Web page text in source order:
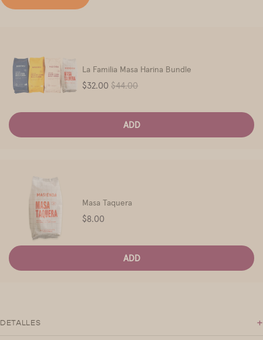
La Familia Masa Harina Bundle
Sale
$32.00 Original
$44.00
ADD
Masa Taquera
Price
$8.00
ADD
DETALLES +